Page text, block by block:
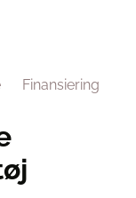
Finansiering